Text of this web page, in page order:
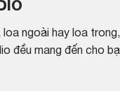
ngoài hay loa
đều mang đến cho